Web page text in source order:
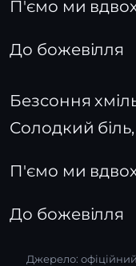
П'ємо ми вдвох
До божевілля
Безсоння
Солодкий
П'ємо ми вдвох
До божевілля
Джерело: